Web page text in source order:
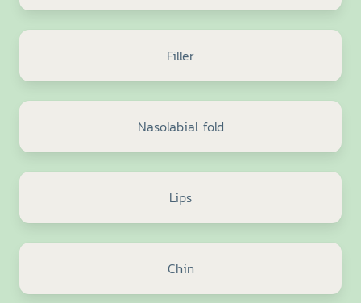
Filler
Nasolabial fold
Lips
Chin